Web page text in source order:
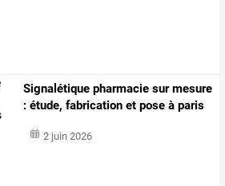
Signalétique pharmacie sur mesure
: étude, fabrication et pose à paris
2 juin 2026